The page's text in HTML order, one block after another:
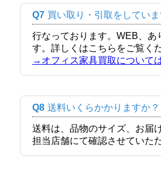
Q7 買い取り・引取をしていま
行なっております。WEB、
す。詳しくはこちらをご覧く
→オフィス家具買取について
Q8 送料いくらかかりますか？
送料は、品物のサイズ、お届
担当店舗にて確認させていた